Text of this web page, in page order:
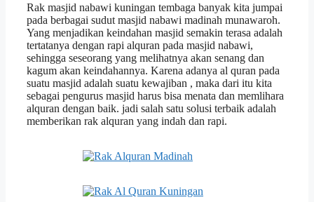
Rak masjid nabawi kuningan tembaga banyak kita jumpai
pada berbagai sudut masjid nabawi madinah munawaroh.
Yang menjadikan keindahan masjid semakin terasa adalah
tertatanya dengan rapi alquran pada masjid nabawi,
sehingga seseorang yang melihatnya akan senang dan
kagum akan keindahannya. Karena adanya al quran pada
suatu masjid adalah suatu kewajiban , maka dari itu kita
sebagai pengurus masjid harus bisa menata dan memlihara
alquran dengan baik. jadi salah satu solusi terbaik adalah
memberikan rak alquran yang indah dan rapi.